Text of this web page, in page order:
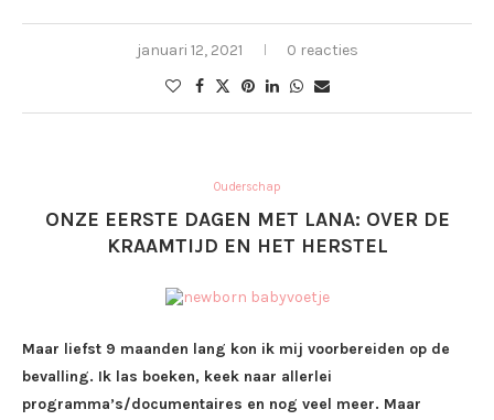
januari 12, 2021 0 reacties
Ouderschap
ONZE EERSTE DAGEN MET LANA: OVER DE
KRAAMTIJD EN HET HERSTEL
Maar liefst 9 maanden lang kon ik mij voorbereiden op de
bevalling. Ik las boeken, keek naar allerlei
programma’s/documentaires en nog veel meer. Maar